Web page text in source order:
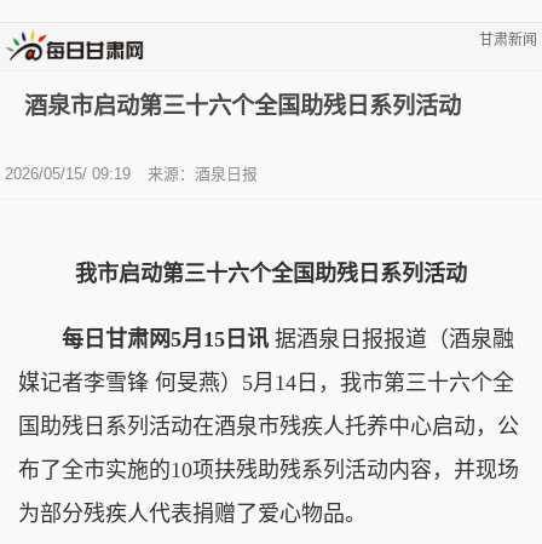
甘肃新闻
酒泉市启动第三十六个全国助残日系列活动
2026/05/15/ 09:19 来源：酒泉日报
我市启动第三十六个全国助残日系列活动
每日甘肃网5月15日讯 据酒泉日报报道（酒泉融
媒记者李雪锋 何旻燕）5月14日，我市第三十六个全
国助残日系列活动在酒泉市残疾人托养中心启动，公
布了全市实施的10项扶残助残系列活动内容，并现场
为部分残疾人代表捐赠了爱心物品。